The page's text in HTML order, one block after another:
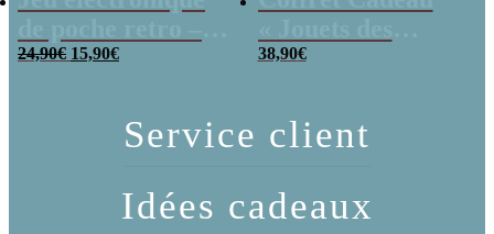
Console vintage
24,90€ Le
prix
15,90€Le
prix
années 80 » –
38,90€
Service client
Idées cadeaux